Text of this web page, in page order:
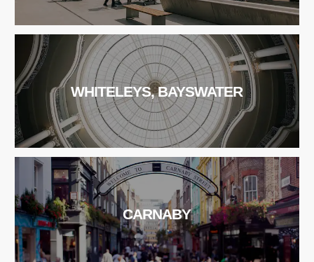
WHITELEYS, BAYSWATER
CARNABY